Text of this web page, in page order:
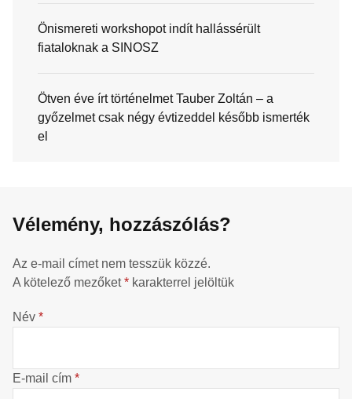
Önismereti workshopot indít hallássérült
fiataloknak a SINOSZ
Ötven éve írt történelmet Tauber Zoltán – a
győzelmet csak négy évtizeddel később ismerték
el
Vélemény, hozzászólás?
Az e-mail címet nem tesszük közzé.
A kötelező mezőket* karakterrel jelöltük
Név *
E-mail cím *